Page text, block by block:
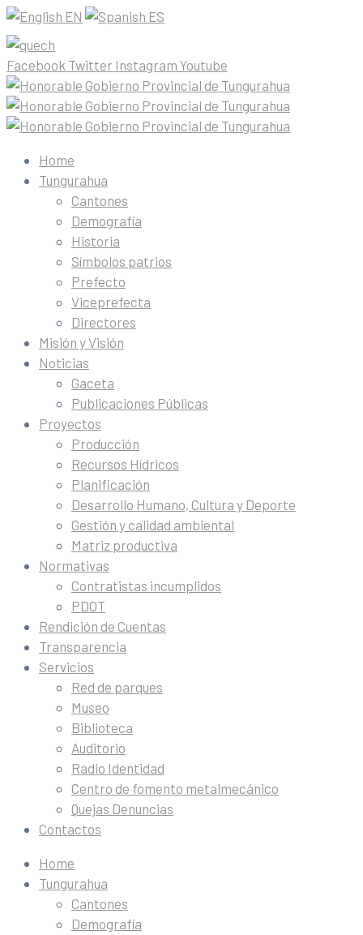
EN ES
Facebook Twitter Instagram Youtube
Home
Tungurahua
Cantones
Demografía
Historia
Símbolos patrios
Prefecto
Viceprefecta
Directores
Misión y Visión
Noticias
Gaceta
Publicaciones Públicas
Proyectos
Producción
Recursos Hídricos
Planificación
Desarrollo Humano, Cultura y Deporte
Gestión y calidad ambiental
Matriz productiva
Normativas
Contratistas incumplidos
PDOT
Rendición de Cuentas
Transparencia
Servicios
Red de parques
Museo
Biblioteca
Auditorio
Radio Identidad
Centro de fomento metalmecánico
Quejas Denuncias
Contactos
Home
Tungurahua
Cantones
Demografía